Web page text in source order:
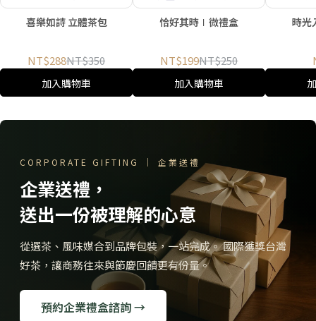
片經文立體茶包 療癒送禮
首選
喜樂如詩 立體茶包
NT$288NT$350
加入購物車
巧體面伴手
恰好其時∣微禮盒
NT$199NT$250
加入購物車
時光
CORPORATE GIFTING ｜ 企業送禮
企業送禮，
送出一份被理解的心意
從選茶、風味媒合到品牌包裝，一站完成。 國際獲獎台灣
好茶，讓商務往來與節慶回饋更有份量。
預約企業禮盒諮詢 →